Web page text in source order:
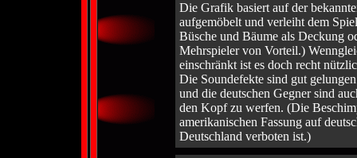
Die Grafik basiert auf der
aufgemöbelt und verleiht dem
Büsche und Bäume als Deckung
Mehrspieler von Vorteil.)
einschränkt ist es doch recht
Die Soundefekte sind gut
und die deutschen Gegner sind
den Kopf zu werfen. (Die
amerikanischen Fassung auf
Deutschland verboten ist.)